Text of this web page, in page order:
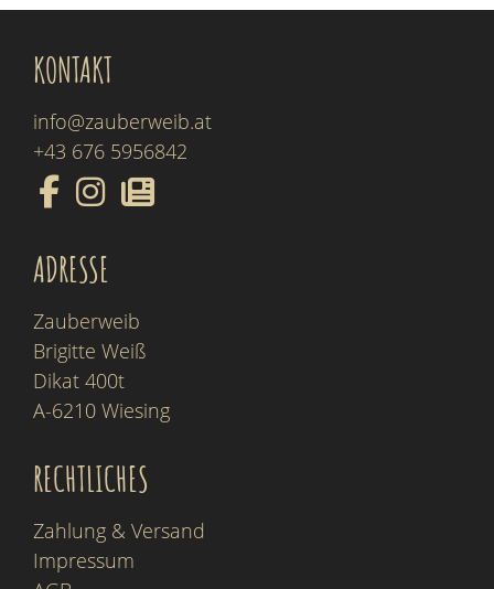
KONTAKT
info@zauberweib.at
+43 676 5956842
ADRESSE
Zauberweib
Brigitte Weiß
Dikat 400t
A-6210 Wiesing
RECHTLICHES
Zahlung & Versand
Impressum